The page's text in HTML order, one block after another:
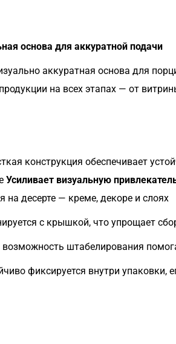
основа для аккуратной подачи
аккуратная основа для
на всех этапах — от
конструкция обеспечивает
Усиливает визуальную
на десерте — креме, декоре и слоях
с крышкой, что упрощает
штабелирования
фиксируется внутри упаковки,